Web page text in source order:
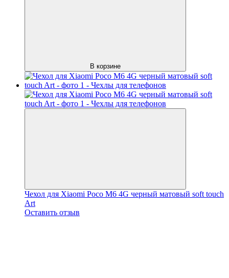
В корзине
Чехол для Xiaomi Poco M6 4G черный матовый soft touch
Art
Оставить отзыв